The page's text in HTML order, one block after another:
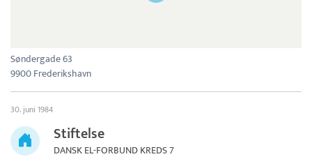
Søndergade 63
9900 Frederikshavn
30. juni 1984
Stiftelse
DANSK EL-FORBUND KREDS 7